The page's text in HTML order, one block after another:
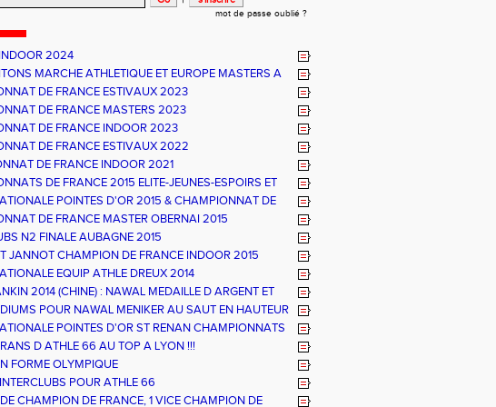
mot de passe oublié ?
2024
MARCHE ATHLETIQUE ET EUROPE MASTERS A
DE FRANCE ESTIVAUX 2023
DE FRANCE MASTERS 2023
DE FRANCE INDOOR 2023
DE FRANCE ESTIVAUX 2022
DE FRANCE INDOOR 2021
DE FRANCE 2015 ELITE-JEUNES-ESPOIRS ET
ATHLE 66 - UN TITRE ET UN PODIUM
POINTES D'OR 2015 & CHAMPIONNAT DE
66
DE FRANCE MASTER OBERNAI 2015
N2 FINALE AUBAGNE 2015
JANNOT CHAMPION DE FRANCE INDOOR 2015
EQUIP ATHLE DREUX 2014
2014 (CHINE) : NAWAL MEDAILLE D ARGENT ET
FRANCEPOUR NAWAL MENIKER AU SAUT EN HAUTEUR
POINTES D'OR ST RENAN CHAMPIONNATS
ESPOIRS ET NATIONAUX ALBI
D ATHLE 66 AU TOP A LYON !!!
FORME OLYMPIQUE
POUR ATHLE 66
CHAMPION DE FRANCE, 1 VICE CHAMPION DE